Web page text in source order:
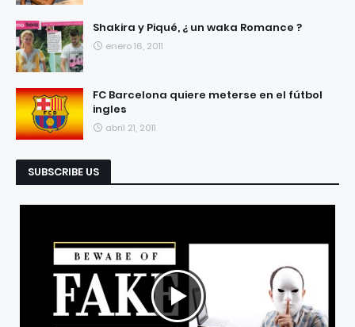
Shakira y Piqué, ¿ un waka Romance ?
enero 16, 2011
FC Barcelona quiere meterse en el fútbol
ingles
abril 21, 2011
SUBSCRIBE US